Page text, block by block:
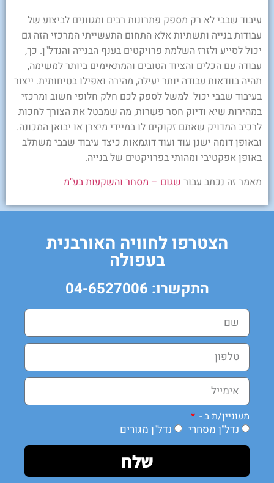
עיבוד שבבי לא רק מספק פתרונות רבים ומגוונים לביצוע של
עבודות בנייה ותשתיות אלא התחום התעשייתי המרכזי הזה גם
יכול לסייע ולזרז השלמת פרויקטים בענף הבנייה והנדל"ן. כך,
עבודה עם הכלים והציוד הטובים והמתאימים ביותר למשימה,
תהיה בוודאות עבודה יותר יעילה, מהירה ואפילו בטיחותית. ייצור
בעיבוד שבבי יכול למשל לספק לכם חלק חלופי חשוב ומרכזי
במהירות שיא ודיוק חסר פשרות, מה שמבטל את הצורך לחכות
לרכיב המדויק שאתם זקוקים לו במיידי מיצרן או יבואן המכונה.
ובאופן דומה ישנן עוד ועוד דוגמאות כיצד עיבוד שבבי משתלב
באופן אפקטיבי ומהותי בפרויקטים של בנייה.
מאמר זה נכתב עבור שגום – מסחר והשקעות בע"מ
הצטרפו לחוויה האורבנית
בעפולה
התקשרו: 04-6527006
מעוניין/ת ב -
נדל"ן מסחרי נדל"ן מגורים
שלח